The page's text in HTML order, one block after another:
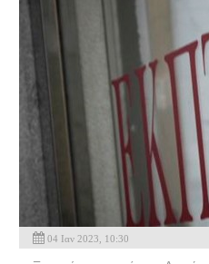
04 Ιαν 2023, 10:30